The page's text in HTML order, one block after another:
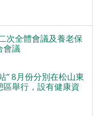
次全體會議及養老保
會議
” 8月份分別在松山東
舉行，設有健康資